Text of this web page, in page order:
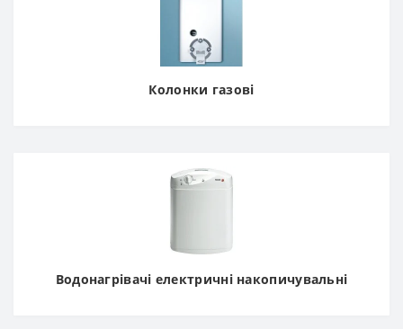
Колонки газові
Водонагрівачі електричні накопичувальні